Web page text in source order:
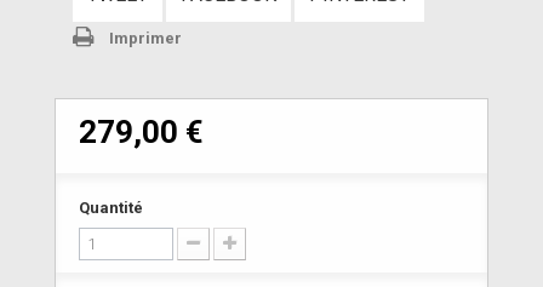
Imprimer
279,00 €
Quantité